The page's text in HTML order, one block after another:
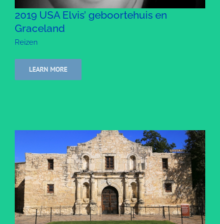
2019 USA Elvis’ geboortehuis en
Graceland
Reizen
LEARN MORE